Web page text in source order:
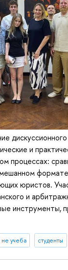
и
процессах:
юристов.
и
инструменты,
не учеба студенты